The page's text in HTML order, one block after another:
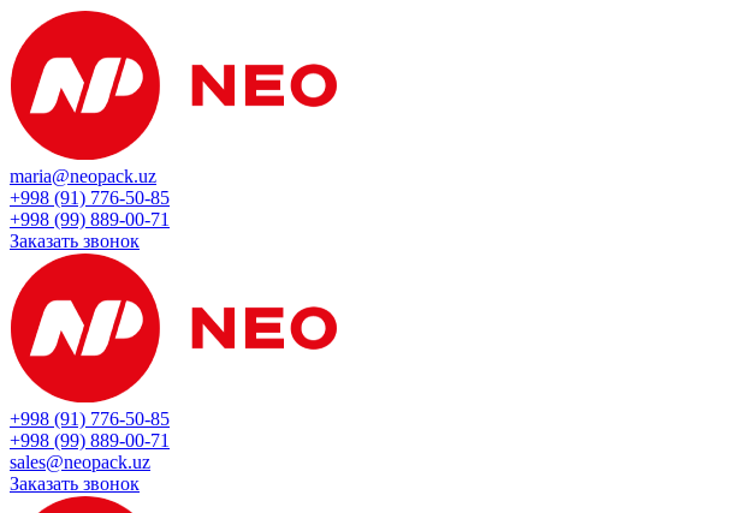
maria@neopack.uz
+998 (91) 776-50-85
+998 (99) 889-00-71
Заказать звонок
+998 (91) 776-50-85
+998 (99) 889-00-71
sales@neopack.uz
Заказать звонок